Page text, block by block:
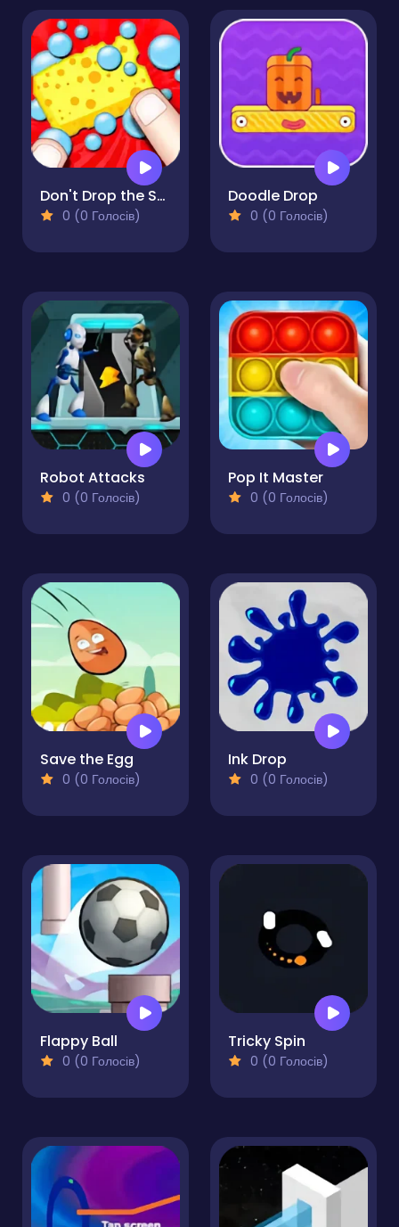
Don't Drop the Sponge
0 (0 Голосів)
Doodle Drop
0 (0 Голосів)
Robot Attacks
0 (0 Голосів)
Pop It Master
0 (0 Голосів)
Save the Egg
0 (0 Голосів)
Ink Drop
0 (0 Голосів)
Flappy Ball
0 (0 Голосів)
Tricky Spin
0 (0 Голосів)